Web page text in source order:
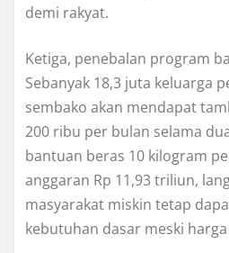
demi rakyat.
Ketiga, penebalan program
Sebanyak 18,3 juta keluarga
sembako akan mendapat
200 ribu per bulan selama
bantuan beras 10 kilogram
anggaran Rp 11,93 triliun,
masyarakat miskin tetap
kebutuhan dasar meski